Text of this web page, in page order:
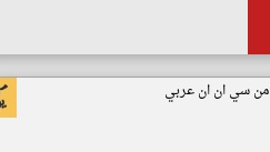
من سي ان ان عربي